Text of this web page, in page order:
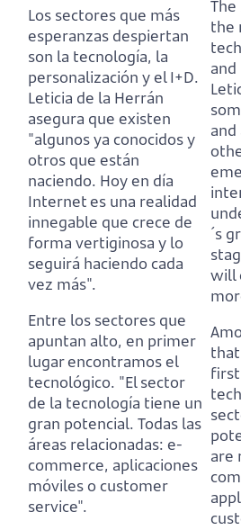
Los sectores que más
esperanzas despiertan
son la tecnología, la
personalización y el I+D.
Leticia de la Herrán
asegura que existen
"algunos ya conocidos y
otros que están
naciendo. Hoy en día
Internet es una realidad
innegable que crece de
forma vertiginosa y lo
seguirá haciendo cada
vez más".
Entre los sectores que
apuntan alto, en primer
lugar encontramos el
tecnológico. "El sector
de la tecnología tiene un
gran potencial. Todas las
áreas relacionadas: e-
commerce, aplicaciones
móviles o customer
service".
the
and
´s
will
first
are